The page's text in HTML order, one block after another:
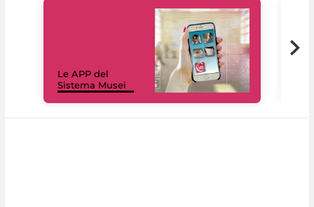
Le APP del
Sistema Musei